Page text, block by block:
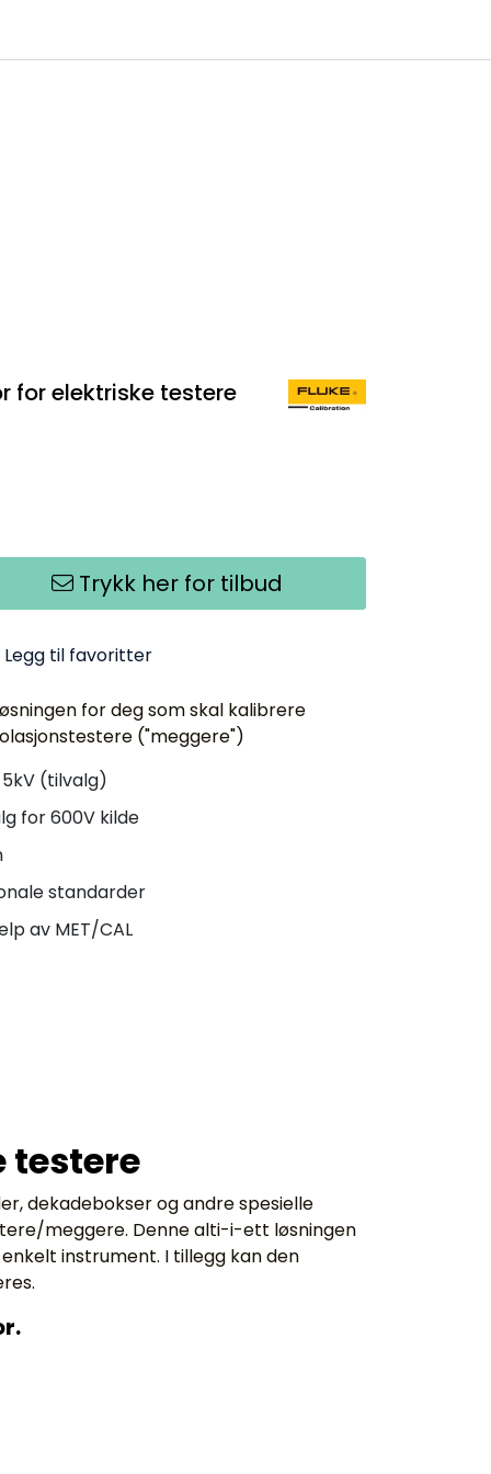
for elektriske testere
Trykk her for tilbud
Legg til favoritter
for deg som skal kalibrere
("meggere")
5kV (tilvalg)
for 600V kilde
standarder
av MET/CAL
testere
dekadebokser og andre spesielle
meggere. Denne alti-i-ett løsningen
instrument. I tillegg kan den